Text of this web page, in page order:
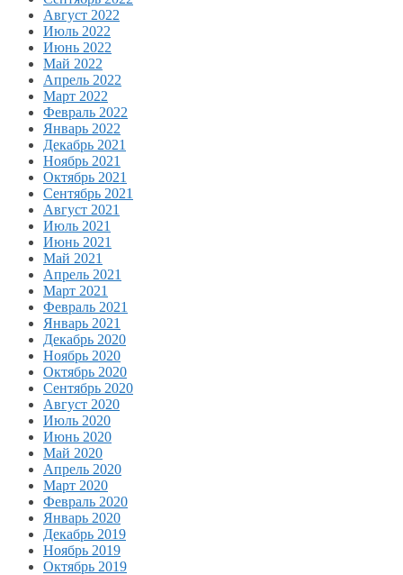
Август 2022
Июль 2022
Июнь 2022
Май 2022
Апрель 2022
Март 2022
Февраль 2022
Январь 2022
Декабрь 2021
Ноябрь 2021
Октябрь 2021
Сентябрь 2021
Август 2021
Июль 2021
Июнь 2021
Май 2021
Апрель 2021
Март 2021
Февраль 2021
Январь 2021
Декабрь 2020
Ноябрь 2020
Октябрь 2020
Сентябрь 2020
Август 2020
Июль 2020
Июнь 2020
Май 2020
Апрель 2020
Март 2020
Февраль 2020
Январь 2020
Декабрь 2019
Ноябрь 2019
Октябрь 2019